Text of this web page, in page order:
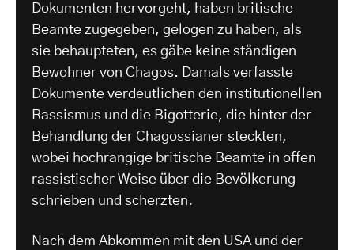
Dokumenten hervorgeht, haben britische
Beamte zugegeben, gelogen zu haben, als
sie behaupteten, es gäbe keine ständigen
Bewohner von Chagos. Damals verfasste
Dokumente verdeutlichen den institutionellen
Rassismus und die Bigotterie, die hinter der
Behandlung der Chagossianer steckten,
wobei hochrangige britische Beamte in offen
rassistischer Weise über die Bevölkerung
schrieben und scherzten.
Nach dem Abkommen mit den USA und der